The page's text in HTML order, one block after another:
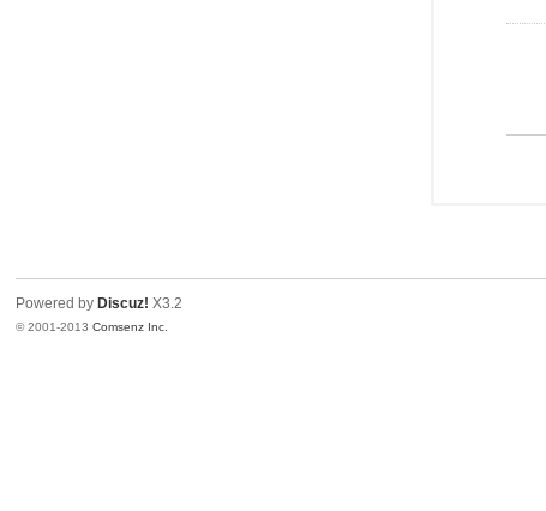
Powered by Discuz! X3.2
© 2001-2013Comsenz Inc.